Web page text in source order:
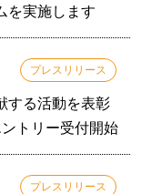
を実施します
プレスリリース
する活動を表彰
トリー受付開始
プレスリリース